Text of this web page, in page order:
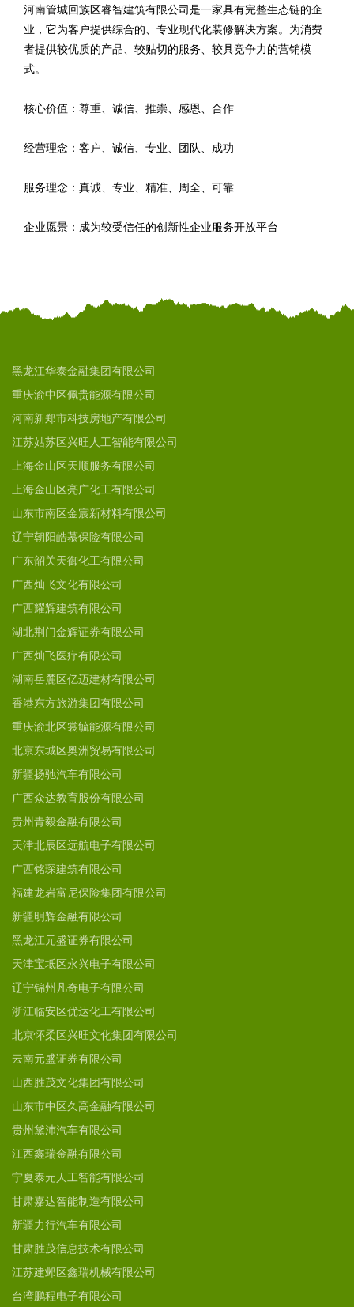
河南管城回族区睿智建筑有限公司是一家具有完整生态链的企
业，它为客户提供综合的、专业现代化装修解决方案。为消费
者提供较优质的产品、较贴切的服务、较具竞争力的营销模
式。
核心价值：尊重、诚信、推崇、感恩、合作
经营理念：客户、诚信、专业、团队、成功
服务理念：真诚、专业、精准、周全、可靠
企业愿景：成为较受信任的创新性企业服务开放平台
黑龙江华泰金融集团有限公司
重庆渝中区佩贵能源有限公司
河南新郑市科技房地产有限公司
江苏姑苏区兴旺人工智能有限公司
上海金山区天顺服务有限公司
上海金山区亮广化工有限公司
山东市南区金宸新材料有限公司
辽宁朝阳皓慕保险有限公司
广东韶关天御化工有限公司
广西灿飞文化有限公司
广西耀辉建筑有限公司
湖北荆门金辉证券有限公司
广西灿飞医疗有限公司
湖南岳麓区亿迈建材有限公司
香港东方旅游集团有限公司
重庆渝北区裳毓能源有限公司
北京东城区奥洲贸易有限公司
新疆扬驰汽车有限公司
广西众达教育股份有限公司
贵州青毅金融有限公司
天津北辰区远航电子有限公司
广西铭琛建筑有限公司
福建龙岩富尼保险集团有限公司
新疆明辉金融有限公司
黑龙江元盛证券有限公司
天津宝坻区永兴电子有限公司
辽宁锦州凡奇电子有限公司
浙江临安区优达化工有限公司
北京怀柔区兴旺文化集团有限公司
云南元盛证券有限公司
山西胜茂文化集团有限公司
山东市中区久高金融有限公司
贵州黛沛汽车有限公司
江西鑫瑞金融有限公司
宁夏泰元人工智能有限公司
甘肃嘉达智能制造有限公司
新疆力行汽车有限公司
甘肃胜茂信息技术有限公司
江苏建邺区鑫瑞机械有限公司
台湾鹏程电子有限公司